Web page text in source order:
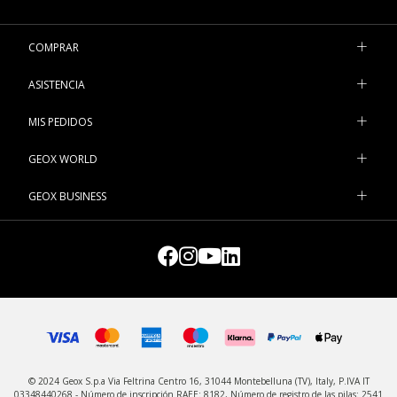
las deportivas con luces están siempre listas para arrancarles
una sonrisa. Visita nuestra tienda online y encuentra las nuevas
COMPRAR
ASISTENCIA
MIS PEDIDOS
GEOX WORLD
GEOX BUSINESS
© 2024 Geox S.p.a Via Feltrina Centro 16, 31044 Montebelluna (TV), Italy, P.IVA IT
03348440268 - Número de inscripción RAEE: 8182, Número de registro de las pilas: 2541